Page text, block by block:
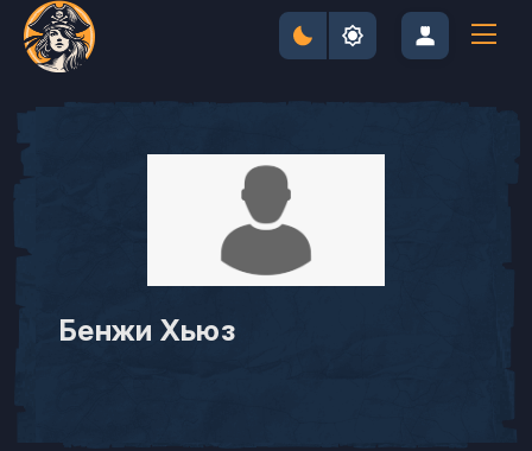
Бенжи Хьюз